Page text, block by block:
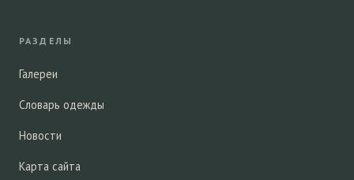
РАЗДЕЛЫ
Галереи
Словарь одежды
Новости
Карта сайта